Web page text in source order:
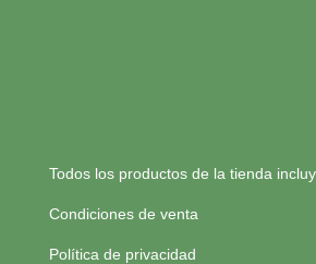
Todos los productos de la tienda
Condiciones de venta
Política de privacidad